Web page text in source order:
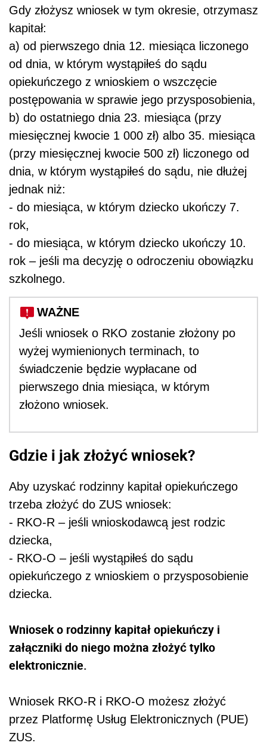
Gdy złożysz wniosek w tym okresie, otrzymasz
kapitał:
a) od pierwszego dnia 12. miesiąca liczonego
od dnia, w którym wystąpiłeś do sądu
opiekuńczego z wnioskiem o wszczęcie
postępowania w sprawie jego przysposobienia,
b) do ostatniego dnia 23. miesiąca (przy
miesięcznej kwocie 1 000 zł) albo 35. miesiąca
(przy miesięcznej kwocie 500 zł) liczonego od
dnia, w którym wystąpiłeś do sądu, nie dłużej
jednak niż:
- do miesiąca, w którym dziecko ukończy 7.
rok,
- do miesiąca, w którym dziecko ukończy 10.
rok – jeśli ma decyzję o odroczeniu obowiązku
szkolnego.
WAŻNE
Jeśli wniosek o RKO zostanie złożony po
wyżej wymienionych terminach, to
świadczenie będzie wypłacane od
pierwszego dnia miesiąca, w którym
złożono wniosek.
Gdzie i jak złożyć wniosek?
Aby uzyskać rodzinny kapitał opiekuńczego
trzeba złożyć do ZUS wniosek:
- RKO-R – jeśli wnioskodawcą jest rodzic
dziecka,
- RKO-O – jeśli wystąpiłeś do sądu
opiekuńczego z wnioskiem o przysposobienie
dziecka.
Wniosek o rodzinny kapitał opiekuńczy i
załączniki do niego można złożyć tylko
elektronicznie.
Wniosek RKO-R i RKO-O możesz złożyć
przez Platformę Usług Elektronicznych (PUE)
ZUS.